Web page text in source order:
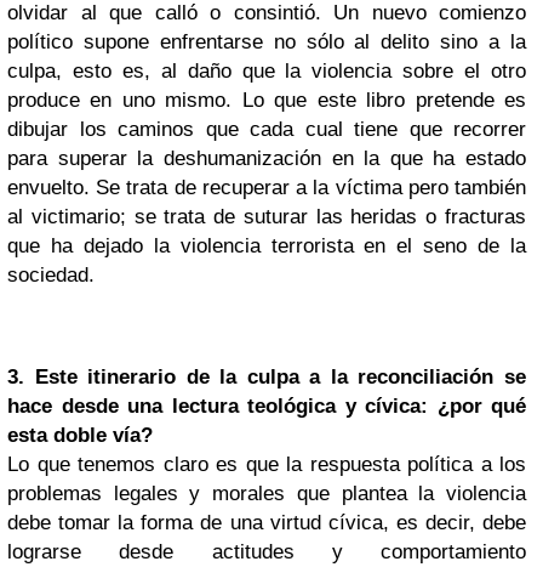
olvidar al que calló o consintió. Un nuevo comienzo
político supone enfrentarse no sólo al delito sino a la
culpa, esto es, al daño que la violencia sobre el otro
produce en uno mismo. Lo que este libro pretende es
dibujar los caminos que cada cual tiene que recorrer
para superar la deshumanización en la que ha estado
envuelto. Se trata de recuperar a la víctima pero también
al victimario; se trata de suturar las heridas o fracturas
que ha dejado la violencia terrorista en el seno de la
sociedad.
3. Este itinerario de la culpa a la reconciliación se
hace desde una lectura teológica y cívica: ¿por qué
esta doble vía?
Lo que tenemos claro es que la respuesta política a los
problemas legales y morales que plantea la violencia
debe tomar la forma de una virtud cívica, es decir, debe
lograrse desde actitudes y comportamiento